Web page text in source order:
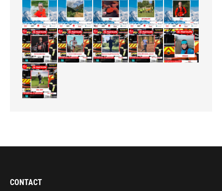
CONTACT